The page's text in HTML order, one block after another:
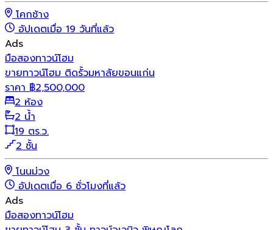
โคกช้าง
อัปเดตเมื่อ 19 วันที่แล้ว
Ads
มือสองทาวน์โฮม
ขายทาวน์โฮม ติดรั้วมหาลัยขอนแก่น
ราคา ฿2,500,000
2 ห้อง
2 น้ำ
19 ตร.ว.
2 ชั้น
โนนม่วง
อัปเดตเมื่อ 6 ชั่วโมงที่แล้ว
Ads
มือสองทาวน์โฮม